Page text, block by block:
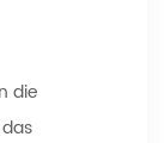
die